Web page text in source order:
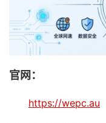
官网：
https://wepc.au